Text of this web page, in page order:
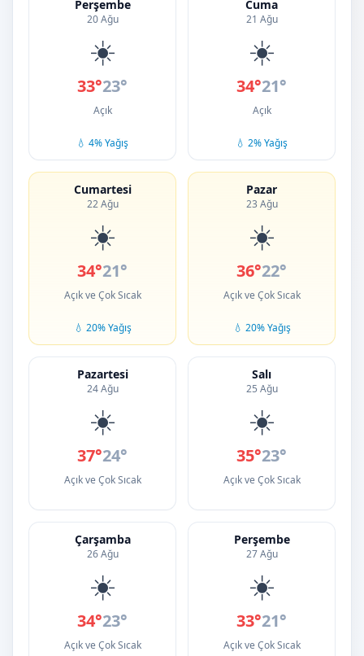
Perşembe
20 Ağu
☀️
33°23°
Açık
💧 4% Yağış
Cuma
21 Ağu
☀️
34°21°
Açık
💧 2% Yağış
Cumartesi
22 Ağu
☀️
34°21°
Açık ve Çok Sıcak
💧 20% Yağış
Pazar
23 Ağu
☀️
36°22°
Açık ve Çok Sıcak
💧 20% Yağış
Pazartesi
24 Ağu
☀️
37°24°
Açık ve Çok Sıcak
Salı
25 Ağu
☀️
35°23°
Açık ve Çok Sıcak
Çarşamba
26 Ağu
☀️
34°23°
Açık ve Çok Sıcak
Perşembe
27 Ağu
☀️
33°21°
Açık ve Çok Sıcak